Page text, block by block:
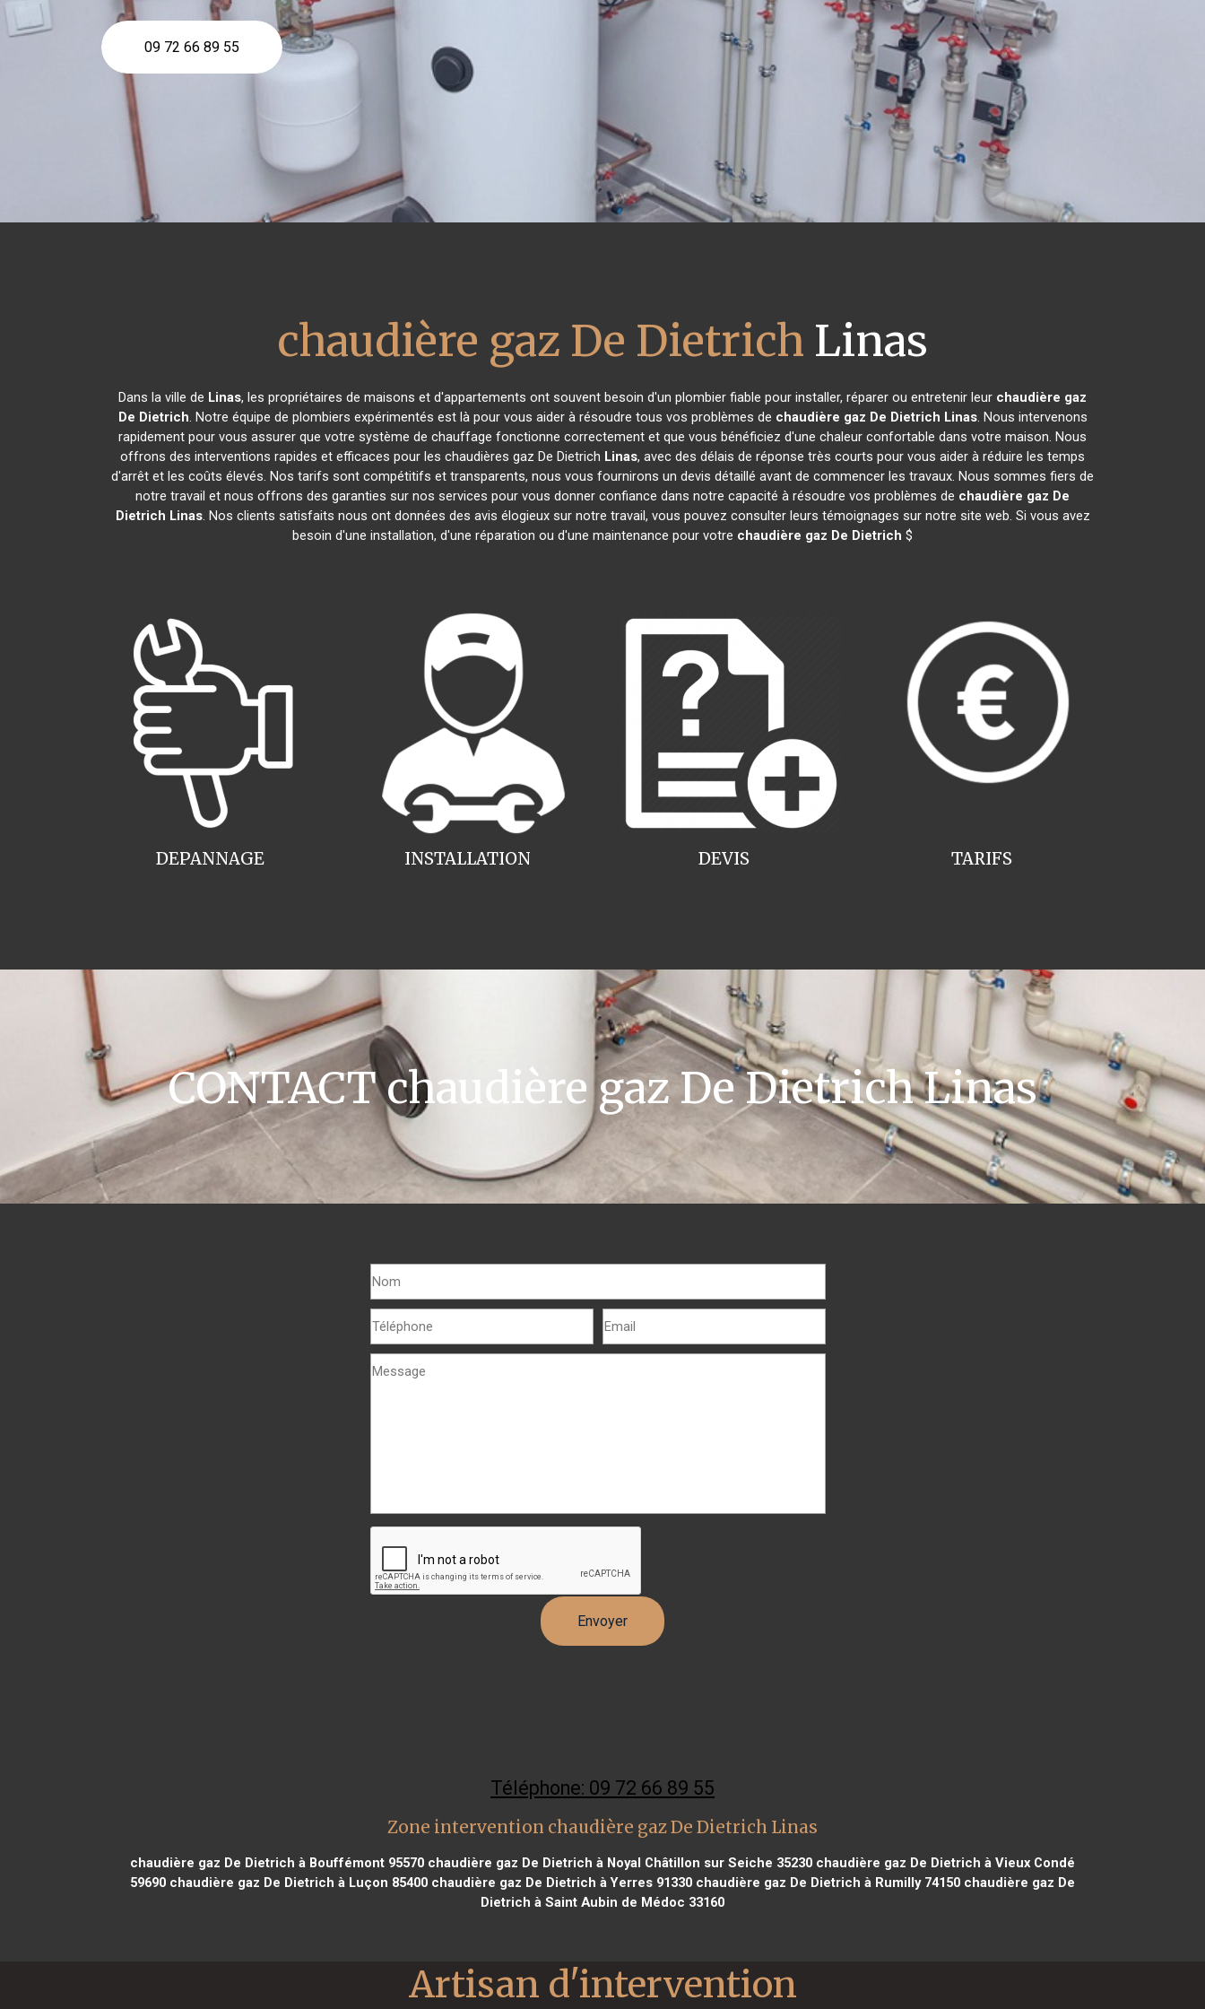
09 72 66 89 55
chaudière gaz De Dietrich Linas
Dans la ville de Linas, les propriétaires de maisons et d'appartements ont souvent besoin d'un plombier fiable pour installer, réparer ou entretenir leur chaudière gaz
De Dietrich. Notre équipe de plombiers expérimentés est là pour vous aider à résoudre tous vos problèmes de chaudière gaz De Dietrich Linas. Nous intervenons
rapidement pour vous assurer que votre système de chauffage fonctionne correctement et que vous bénéficiez d'une chaleur confortable dans votre maison. Nous
offrons des interventions rapides et efficaces pour les chaudières gaz De Dietrich Linas, avec des délais de réponse très courts pour vous aider à réduire les temps
d'arrêt et les coûts élevés. Nos tarifs sont compétitifs et transparents, nous vous fournirons un devis détaillé avant de commencer les travaux. Nous sommes fiers de
notre travail et nous offrons des garanties sur nos services pour vous donner confiance dans notre capacité à résoudre vos problèmes de chaudière gaz De
Dietrich Linas. Nos clients satisfaits nous ont données des avis élogieux sur notre travail, vous pouvez consulter leurs témoignages sur notre site web. Si vous avez
besoin d'une installation, d'une réparation ou d'une maintenance pour votre chaudière gaz De Dietrich $
INSTALLATION
DEPANNAGE TARIFS
DEVIS
CONTACT chaudière gaz De Dietrich Linas
Téléphone: 09 72 66 89 55
Zone intervention chaudière gaz De Dietrich Linas
chaudière gaz De Dietrich à Bouffémont 95570 chaudière gaz De Dietrich à Noyal Châtillon sur Seiche 35230 chaudière gaz De Dietrich à Vieux Condé
59690 chaudière gaz De Dietrich à Luçon 85400 chaudière gaz De Dietrich à Yerres 91330 chaudière gaz De Dietrich à Rumilly 74150 chaudière gaz De
Dietrich à Saint Aubin de Médoc 33160
Artisan d'intervention